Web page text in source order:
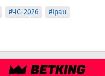
#ЧС-2026 #Іран